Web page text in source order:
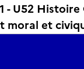
- U52
moral et